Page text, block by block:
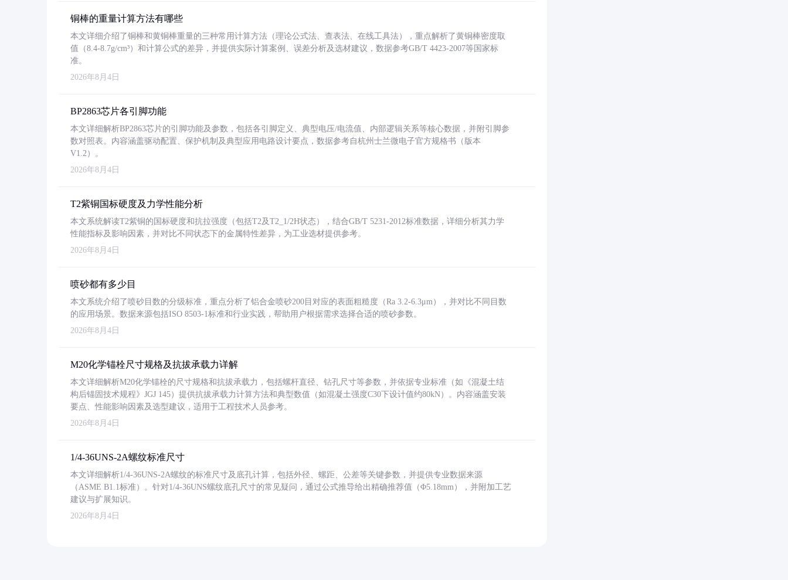
铜棒的重量计算方法有哪些
本文详细介绍了铜棒和黄铜棒重量的三种常用计算方法（理论公式法、查表法、在线工具法），重点解析了黄铜棒密度取
值（8.4-8.7g/cm³）和计算公式的差异，并提供实际计算案例、误差分析及选材建议，数据参考GB/T 4423-2007等国家标
准。
2026年8月4日
BP2863芯片各引脚功能
本文详细解析BP2863芯片的引脚功能及参数，包括各引脚定义、典型电压/电流值、内部逻辑关系等核心数据，并附引脚参
数对照表。内容涵盖驱动配置、保护机制及典型应用电路设计要点，数据参考自杭州士兰微电子官方规格书（版本
V1.2）。
2026年8月4日
T2紫铜国标硬度及力学性能分析
本文系统解读T2紫铜的国标硬度和抗拉强度（包括T2及T2_1/2H状态），结合GB/T 5231-2012标准数据，详细分析其力学
性能指标及影响因素，并对比不同状态下的金属特性差异，为工业选材提供参考。
2026年8月4日
喷砂都有多少目
本文系统介绍了喷砂目数的分级标准，重点分析了铝合金喷砂200目对应的表面粗糙度（Ra 3.2-6.3μm），并对比不同目数
的应用场景。数据来源包括ISO 8503-1标准和行业实践，帮助用户根据需求选择合适的喷砂参数。
2026年8月4日
M20化学锚栓尺寸规格及抗拔承载力详解
本文详细解析M20化学锚栓的尺寸规格和抗拔承载力，包括螺杆直径、钻孔尺寸等参数，并依据专业标准（如《混凝土结
构后锚固技术规程》JGJ 145）提供抗拔承载力计算方法和典型数值（如混凝土强度C30下设计值约80kN）。内容涵盖安装
要点、性能影响因素及选型建议，适用于工程技术人员参考。
2026年8月4日
1/4-36UNS-2A螺纹标准尺寸
本文详细解析1/4-36UNS-2A螺纹的标准尺寸及底孔计算，包括外径、螺距、公差等关键参数，并提供专业数据来源
（ASME B1.1标准）。针对1/4-36UNS螺纹底孔尺寸的常见疑问，通过公式推导给出精确推荐值（Φ5.18mm），并附加工艺
建议与扩展知识。
2026年8月4日